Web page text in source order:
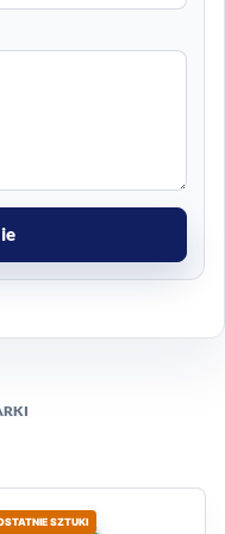
SZTUKI